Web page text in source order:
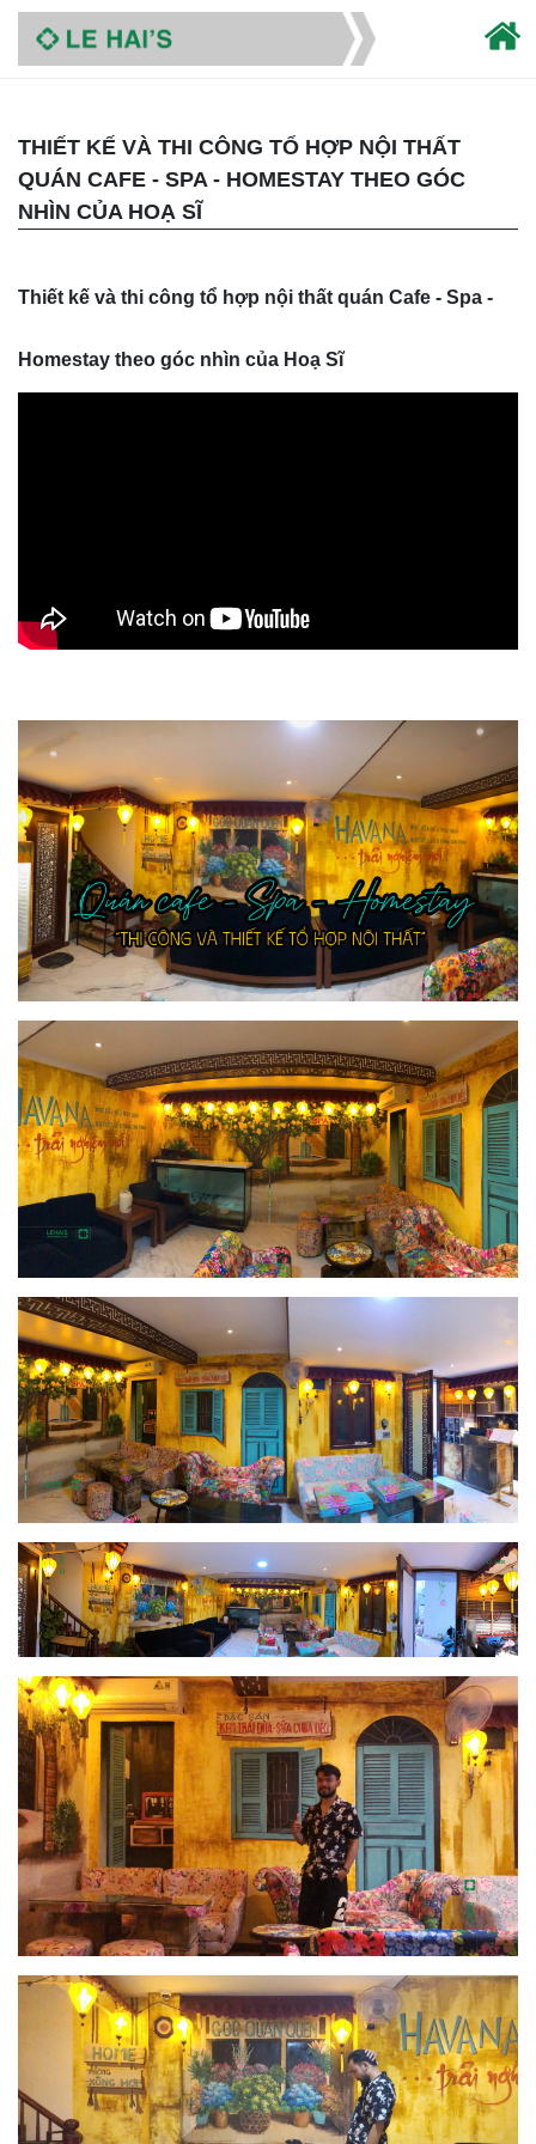
THIẾT KẾ VÀ THI CÔNG TỔ HỢP NỘI THẤT
QUÁN CAFE - SPA - HOMESTAY THEO GÓC
NHÌN CỦA HOẠ SĨ
Thiết kế và thi công tổ hợp nội thất quán Cafe - Spa -
Homestay theo góc nhìn của Hoạ Sĩ